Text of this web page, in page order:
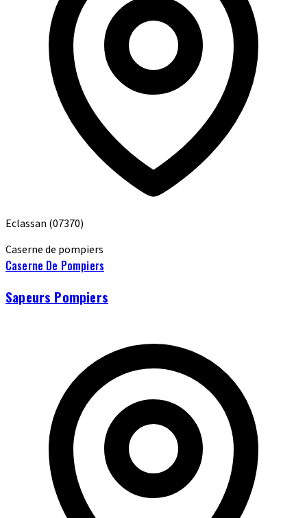
Eclassan (07370)
Caserne de pompiers
Caserne De Pompiers
Sapeurs Pompiers